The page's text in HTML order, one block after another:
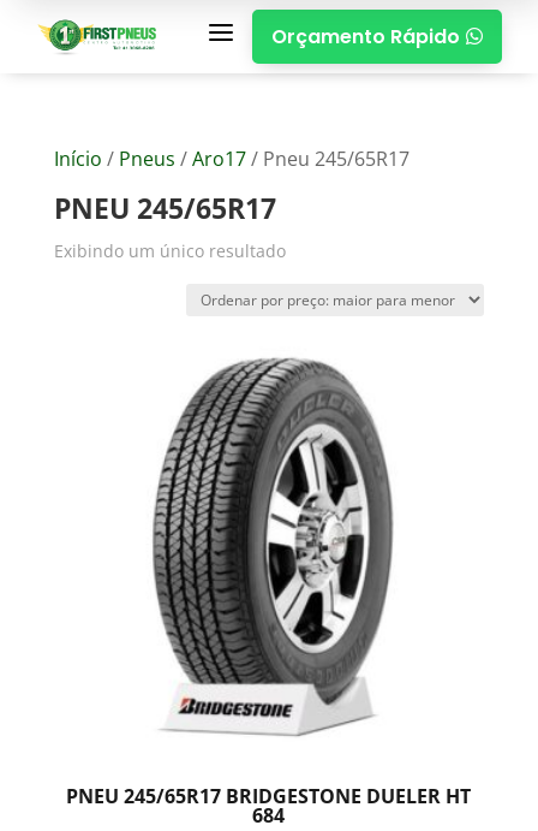
a Orçamento Rápido 
Início / Pneus /Aro17/ Pneu 245/65R17
PNEU 245/65R17
Exibindo um único resultado
PNEU 245/65R17 BRIDGESTONE DUELER HT
684